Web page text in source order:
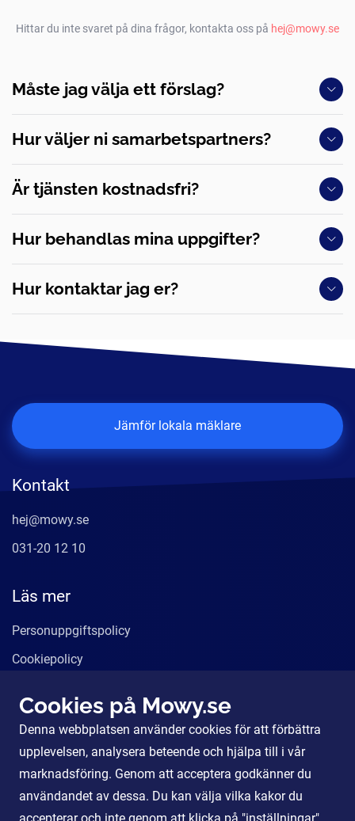
Hittar du inte svaret på dina frågor, kontakta oss på hej@mowy.se
Måste jag välja ett förslag?
Hur väljer ni samarbetspartners?
Är tjänsten kostnadsfri?
Hur behandlas mina uppgifter?
Hur kontaktar jag er?
Kontakt
hej@mowy.se
031-20 12 10
Läs mer
Personuppgiftspolicy
Cookiepolicy
Våra tjänster
För Partners
Jämför lokala mäklare
Cookies på Mowy.se
Denna webbplatsen använder cookies för att förbättra
upplevelsen, analysera beteende och hjälpa till i vår
marknadsföring. Genom att acceptera godkänner du
användandet av dessa. Du kan välja vilka kakor du